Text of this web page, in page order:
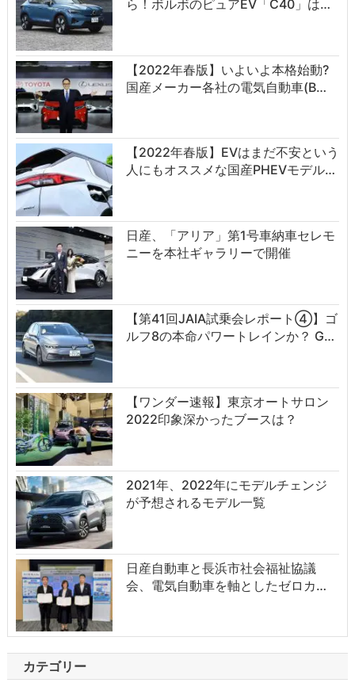
ら！ボルボのピュアEV「C40」は…
【2022年春版】いよいよ本格始動?
国産メーカー各社の電気自動車(B…
【2022年春版】EVはまだ不安という
人にもオススメな国産PHEVモデル…
日産、「アリア」第1号車納車セレモ
ニーを本社ギャラリーで開催
【第41回JAIA試乗会レポート④】ゴ
ルフ8の本命パワートレインか？ G…
【ワンダー速報】東京オートサロン
2022印象深かったブースは？
2021年、2022年にモデルチェンジ
が予想されるモデル一覧
日産自動車と長浜市社会福祉協議
会、電気自動車を軸としたゼロカ…
カテゴリー